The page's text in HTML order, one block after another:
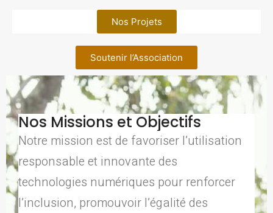
Nos Projets
Soutenir l’Association
Nos Missions et Objectifs
Notre mission est de favoriser l’utilisation
responsable et innovante des
technologies numériques pour renforcer
l’inclusion, promouvoir l’égalité des